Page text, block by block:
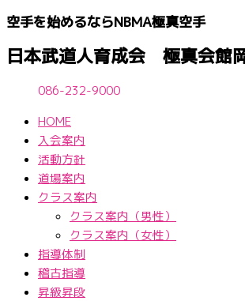
容
を
ス
空手を始めるならNBМA極真空手
日本武道人育成会 極真会館
086-232-9000
HOME
入会案内
活動方針
道場案内
クラス案内
クラス案内（男性）
クラス案内（女性）
指導体制
稽古指導
昇級昇段